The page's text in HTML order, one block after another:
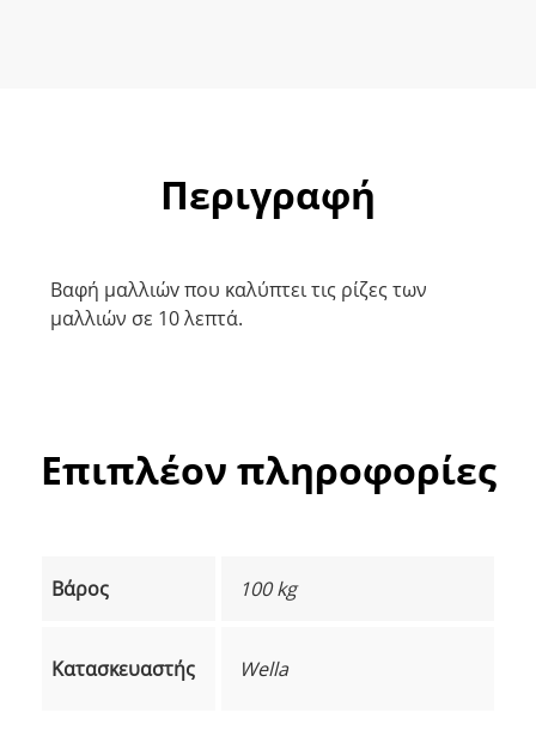
Περιγραφή
Βαφή μαλλιώv που καλύπτει τις ρίζες των
μαλλιών σε 10 λεπτά.
Επιπλέον πληροφορίες
Βάρος 100 kg
Κατασκευαστής Wella